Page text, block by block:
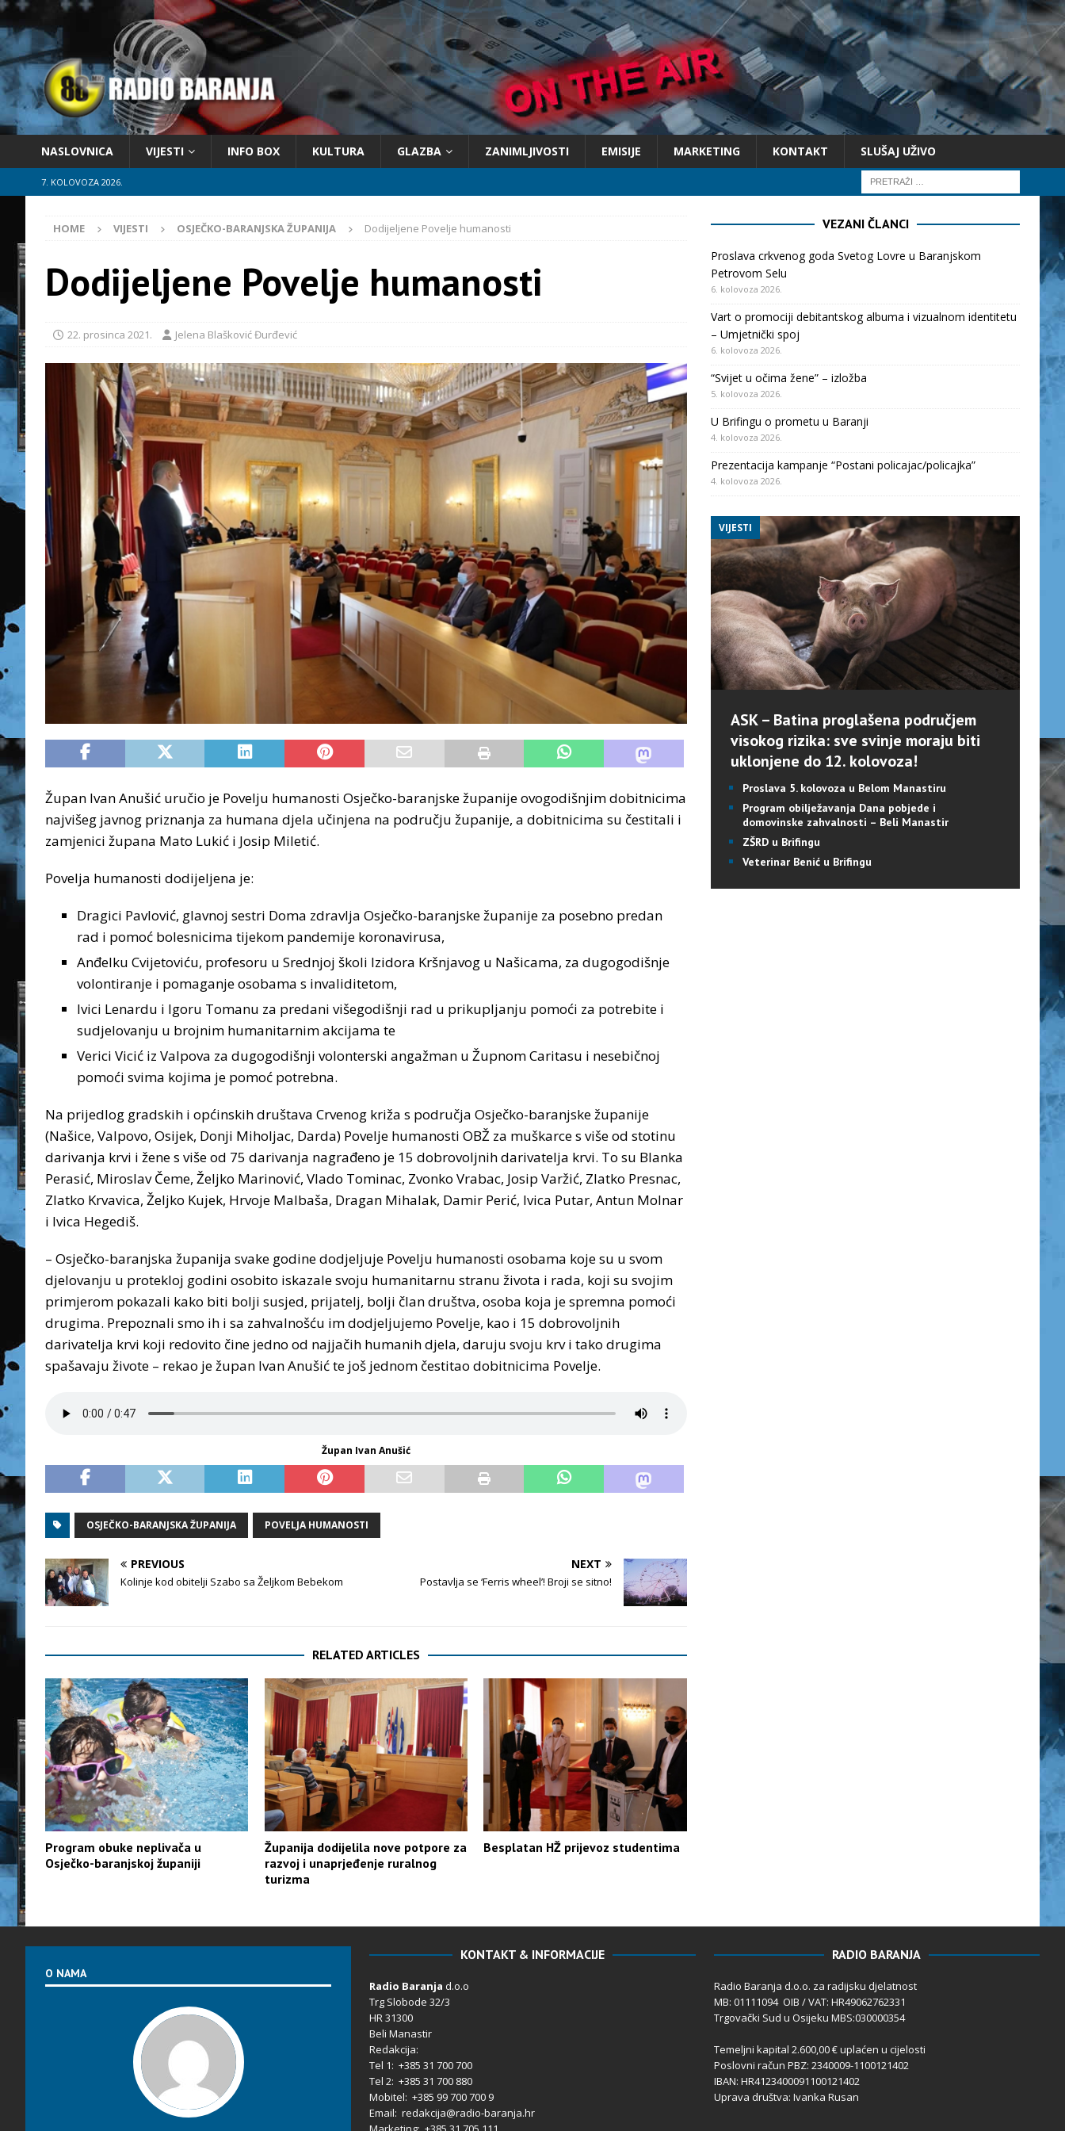
NASLOVNICA VIJESTI INFO BOX KULTURA GLAZBA ZANIMLJIVOSTI EMISIJE MARKETING KONTAKT SLUŠAJ UŽIVO
7. KOLOVOZA 2026.
HOME VIJESTI OSJEČKO-BARANJSKA ŽUPANIJA Dodijeljene Povelje humanosti
Dodijeljene Povelje humanosti
22. prosinca 2021. Jelena Blašković Đurđević
Župan Ivan Anušić uručio je Povelju humanosti Osječko-baranjske županije ovogodišnjim dobitnicima
najvišeg javnog priznanja za humana djela učinjena na području županije, a dobitnicima su čestitali i
zamjenici župana Mato Lukić i Josip Miletić.
Povelja humanosti dodijeljena je:
Dragici Pavlović, glavnoj sestri Doma zdravlja Osječko-baranjske županije za posebno predan
rad i pomoć bolesnicima tijekom pandemije koronavirusa,
Anđelku Cvijetoviću, profesoru u Srednjoj školi Izidora Kršnjavog u Našicama, za dugogodišnje
volontiranje i pomaganje osobama s invaliditetom,
Ivici Lenardu i Igoru Tomanu za predani višegodišnji rad u prikupljanju pomoći za potrebite i
sudjelovanju u brojnim humanitarnim akcijama te
Verici Vicić iz Valpova za dugogodišnji volonterski angažman u Župnom Caritasu i nesebičnoj
pomoći svima kojima je pomoć potrebna.
Na prijedlog gradskih i općinskih društava Crvenog križa s područja Osječko-baranjske županije
(Našice, Valpovo, Osijek, Donji Miholjac, Darda) Povelje humanosti OBŽ za muškarce s više od stotinu
darivanja krvi i žene s više od 75 darivanja nagrađeno je 15 dobrovoljnih darivatelja krvi. To su Blanka
Perasić, Miroslav Čeme, Željko Marinović, Vlado Tominac, Zvonko Vrabac, Josip Varžić, Zlatko Presnac,
Zlatko Krvavica, Željko Kujek, Hrvoje Malbaša, Dragan Mihalak, Damir Perić, Ivica Putar, Antun Molnar
i Ivica Hegediš.
– Osječko-baranjska županija svake godine dodjeljuje Povelju humanosti osobama koje su u svom
djelovanju u protekloj godini osobito iskazale svoju humanitarnu stranu života i rada, koji su svojim
primjerom pokazali kako biti bolji susjed, prijatelj, bolji član društva, osoba koja je spremna pomoći
drugima. Prepoznali smo ih i sa zahvalnošću im dodjeljujemo Povelje, kao i 15 dobrovoljnih
darivatelja krvi koji redovito čine jedno od najjačih humanih djela, daruju svoju krv i tako drugima
spašavaju živote – rekao je župan Ivan Anušić te još jednom čestitao dobitnicima Povelje.
Župan Ivan Anušić
OSJEČKO-BARANJSKA ŽUPANIJA POVELJA HUMANOSTI
PREVIOUS
Kolinje kod obitelji Szabo sa Željkom Bebekom
NEXT
Postavlja se ‘Ferris wheel’! Broji se sitno!
RELATED ARTICLES
Program obuke neplivača u
Osječko-baranjskoj županiji
Županija dodijelila nove potpore za
razvoj i unaprjeđenje ruralnog
turizma
Besplatan HŽ prijevoz studentima
VEZANI ČLANCI
Proslava crkvenog goda Svetog Lovre u Baranjskom
Petrovom Selu
6. kolovoza 2026.
Vart o promociji debitantskog albuma i vizualnom identitetu
– Umjetnički spoj
6. kolovoza 2026.
“Svijet u očima žene” – izložba
5. kolovoza 2026.
U Brifingu o prometu u Baranji
4. kolovoza 2026.
Prezentacija kampanje “Postani policajac/policajka”
4. kolovoza 2026.
VIJESTI
ASK – Batina proglašena područjem
visokog rizika: sve svinje moraju biti
uklonjene do 12. kolovoza!
Proslava 5. kolovoza u Belom Manastiru
Program obilježavanja Dana pobjede i
domovinske zahvalnosti – Beli Manastir
ZŠRD u Brifingu
Veterinar Benić u Brifingu
O NAMA
KONTAKT & INFORMACIJE
Radio Baranja d.o.o
Trg Slobode 32/3
HR 31300
Beli Manastir
Redakcija:
Tel 1: +385 31 700 700
Tel 2: +385 31 700 880
Mobitel: +385 99 700 700 9
Email: redakcija@radio-baranja.hr
RADIO BARANJA
Radio Baranja d.o.o. za radijsku djelatnost
MB: 01111094 OIB / VAT: HR49062762331
Trgovački Sud u Osijeku MBS:030000354
Temeljni kapital 2.600,00 € uplaćen u cijelosti
Poslovni račun PBZ: 2340009-1100121402
IBAN: HR4123400091100121402
Uprava društva: Ivanka Rusan